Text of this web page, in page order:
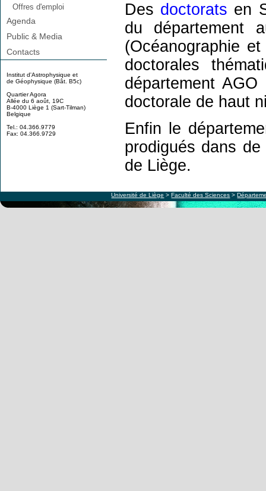
Offres d'emploi
Agenda
Public & Media
Contacts
Institut d'Astrophysique et
de Géophysique (Bât. B5c)
Quartier Agora
Allée du 6 août, 19C
B-4000 Liège 1 (Sart-Tilman)
Belgique
Tel.: 04.366.9779
Fax: 04.366.9729
Des doctorats en
du département
(Océanographie
doctorales
département
doctorale de haut
Enfin le
prodigués dans
de Liège.
Université de Liège >Faculté des Sciences >